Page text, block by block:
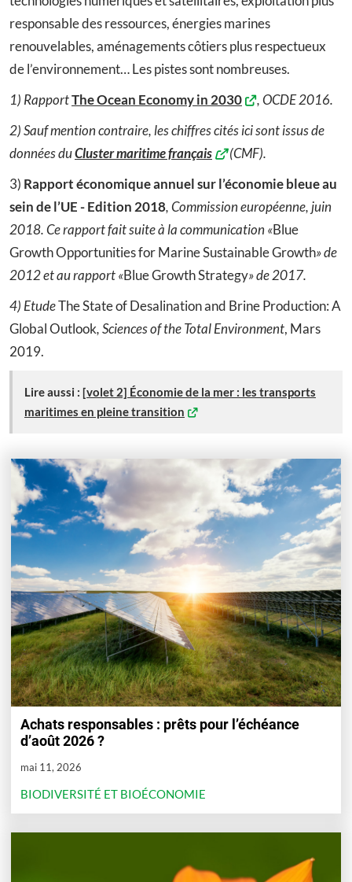
responsable des ressources, énergies marines
renouvelables, aménagements côtiers plus respectueux
de l’environnement… Les pistes sont nombreuses.
1) RapportThe Ocean Economy in 2030
, OCDE 2016.
2) Sauf mention contraire, les chiffres cités ici sont issus de
données duCluster maritime français
(CMF).
3) Rapport économique annuel sur l’économie bleue au
sein de l’UE - Edition 2018, Commission européenne, juin
2018. Ce rapport fait suite à la communication «Blue
Growth Opportunities for Marine Sustainable Growth» de
2012 et au rapport «Blue Growth Strategy» de 2017.
4) EtudeThe State of Desalination and Brine Production: A
Global Outlook,Sciences of the Total Environment, Mars
2019.
Lire aussi : [volet 2] Économie de la mer : les transports
maritimes en pleine transition
Achats responsables : prêts pour l’échéance
d’août 2026 ?
mai 11, 2026
BIODIVERSITÉ ET BIOÉCONOMIE